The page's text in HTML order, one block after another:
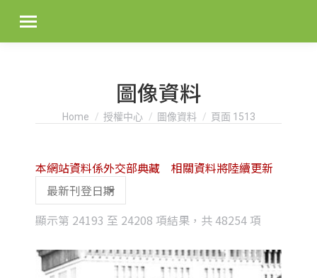
圖像資料
You are here:
Home 授權中心 圖像資料 頁面 1513
顯示第 24193 至 24208 項結果，共 48254 項
latest
本網站資料係外交部典藏 相關資料將陸續更新